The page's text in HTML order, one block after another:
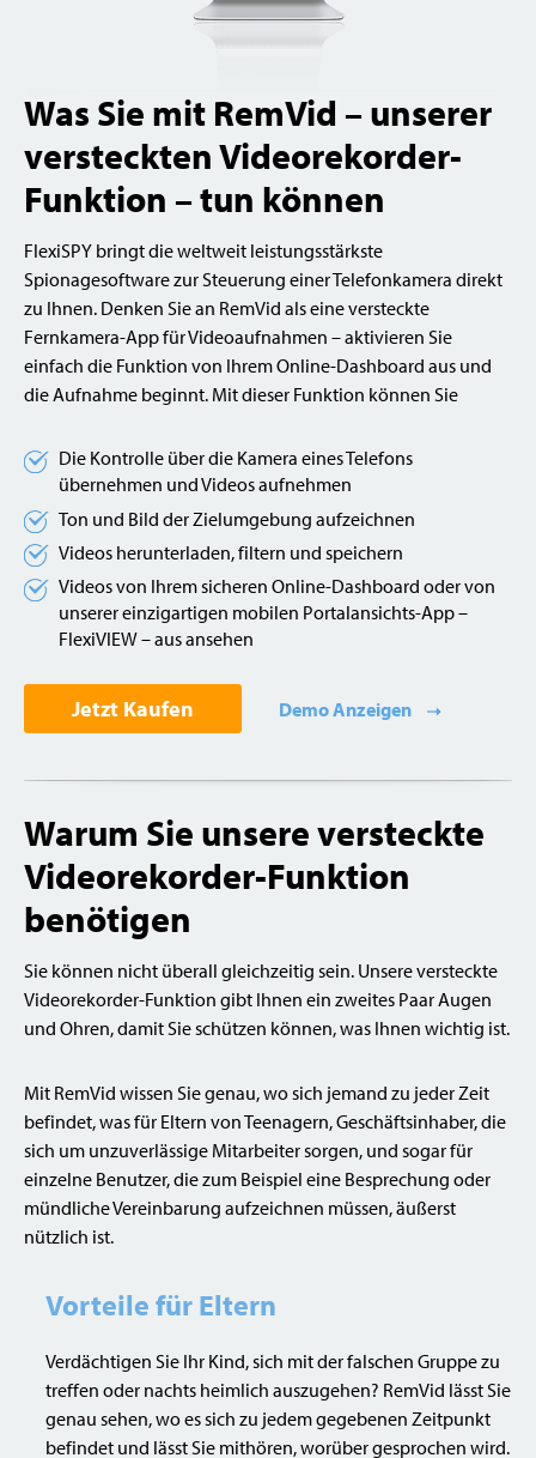
Was Sie mit RemVid – unserer
versteckten Videorekorder-
Funktion – tun können
FlexiSPY bringt die weltweit leistungsstärkste
Spionagesoftware zur Steuerung einer Telefonkamera direkt
zu Ihnen. Denken Sie an RemVid als eine versteckte
Fernkamera-App für Videoaufnahmen – aktivieren Sie
einfach die Funktion von Ihrem Online-Dashboard aus und
die Aufnahme beginnt. Mit dieser Funktion können Sie
Die Kontrolle über die Kamera eines Telefons
übernehmen und Videos aufnehmen
Ton und Bild der Zielumgebung aufzeichnen
Videos herunterladen, filtern und speichern
Videos von Ihrem sicheren Online-Dashboard oder von
unserer einzigartigen mobilen Portalansichts-App –
FlexiVIEW – aus ansehen
Jetzt Kaufen Demo Anzeigen
Warum Sie unsere versteckte
Videorekorder-Funktion
benötigen
Sie können nicht überall gleichzeitig sein. Unsere versteckte
Videorekorder-Funktion gibt Ihnen ein zweites Paar Augen
und Ohren, damit Sie schützen können, was Ihnen wichtig ist.
Mit RemVid wissen Sie genau, wo sich jemand zu jeder Zeit
befindet, was für Eltern von Teenagern, Geschäftsinhaber, die
sich um unzuverlässige Mitarbeiter sorgen, und sogar für
einzelne Benutzer, die zum Beispiel eine Besprechung oder
mündliche Vereinbarung aufzeichnen müssen, äußerst
nützlich ist.
Vorteile für Eltern
Verdächtigen Sie Ihr Kind, sich mit der falschen Gruppe zu
treffen oder nachts heimlich auszugehen? RemVid lässt Sie
genau sehen, wo es sich zu jedem gegebenen Zeitpunkt
befindet und lässt Sie mithören, worüber gesprochen wird.